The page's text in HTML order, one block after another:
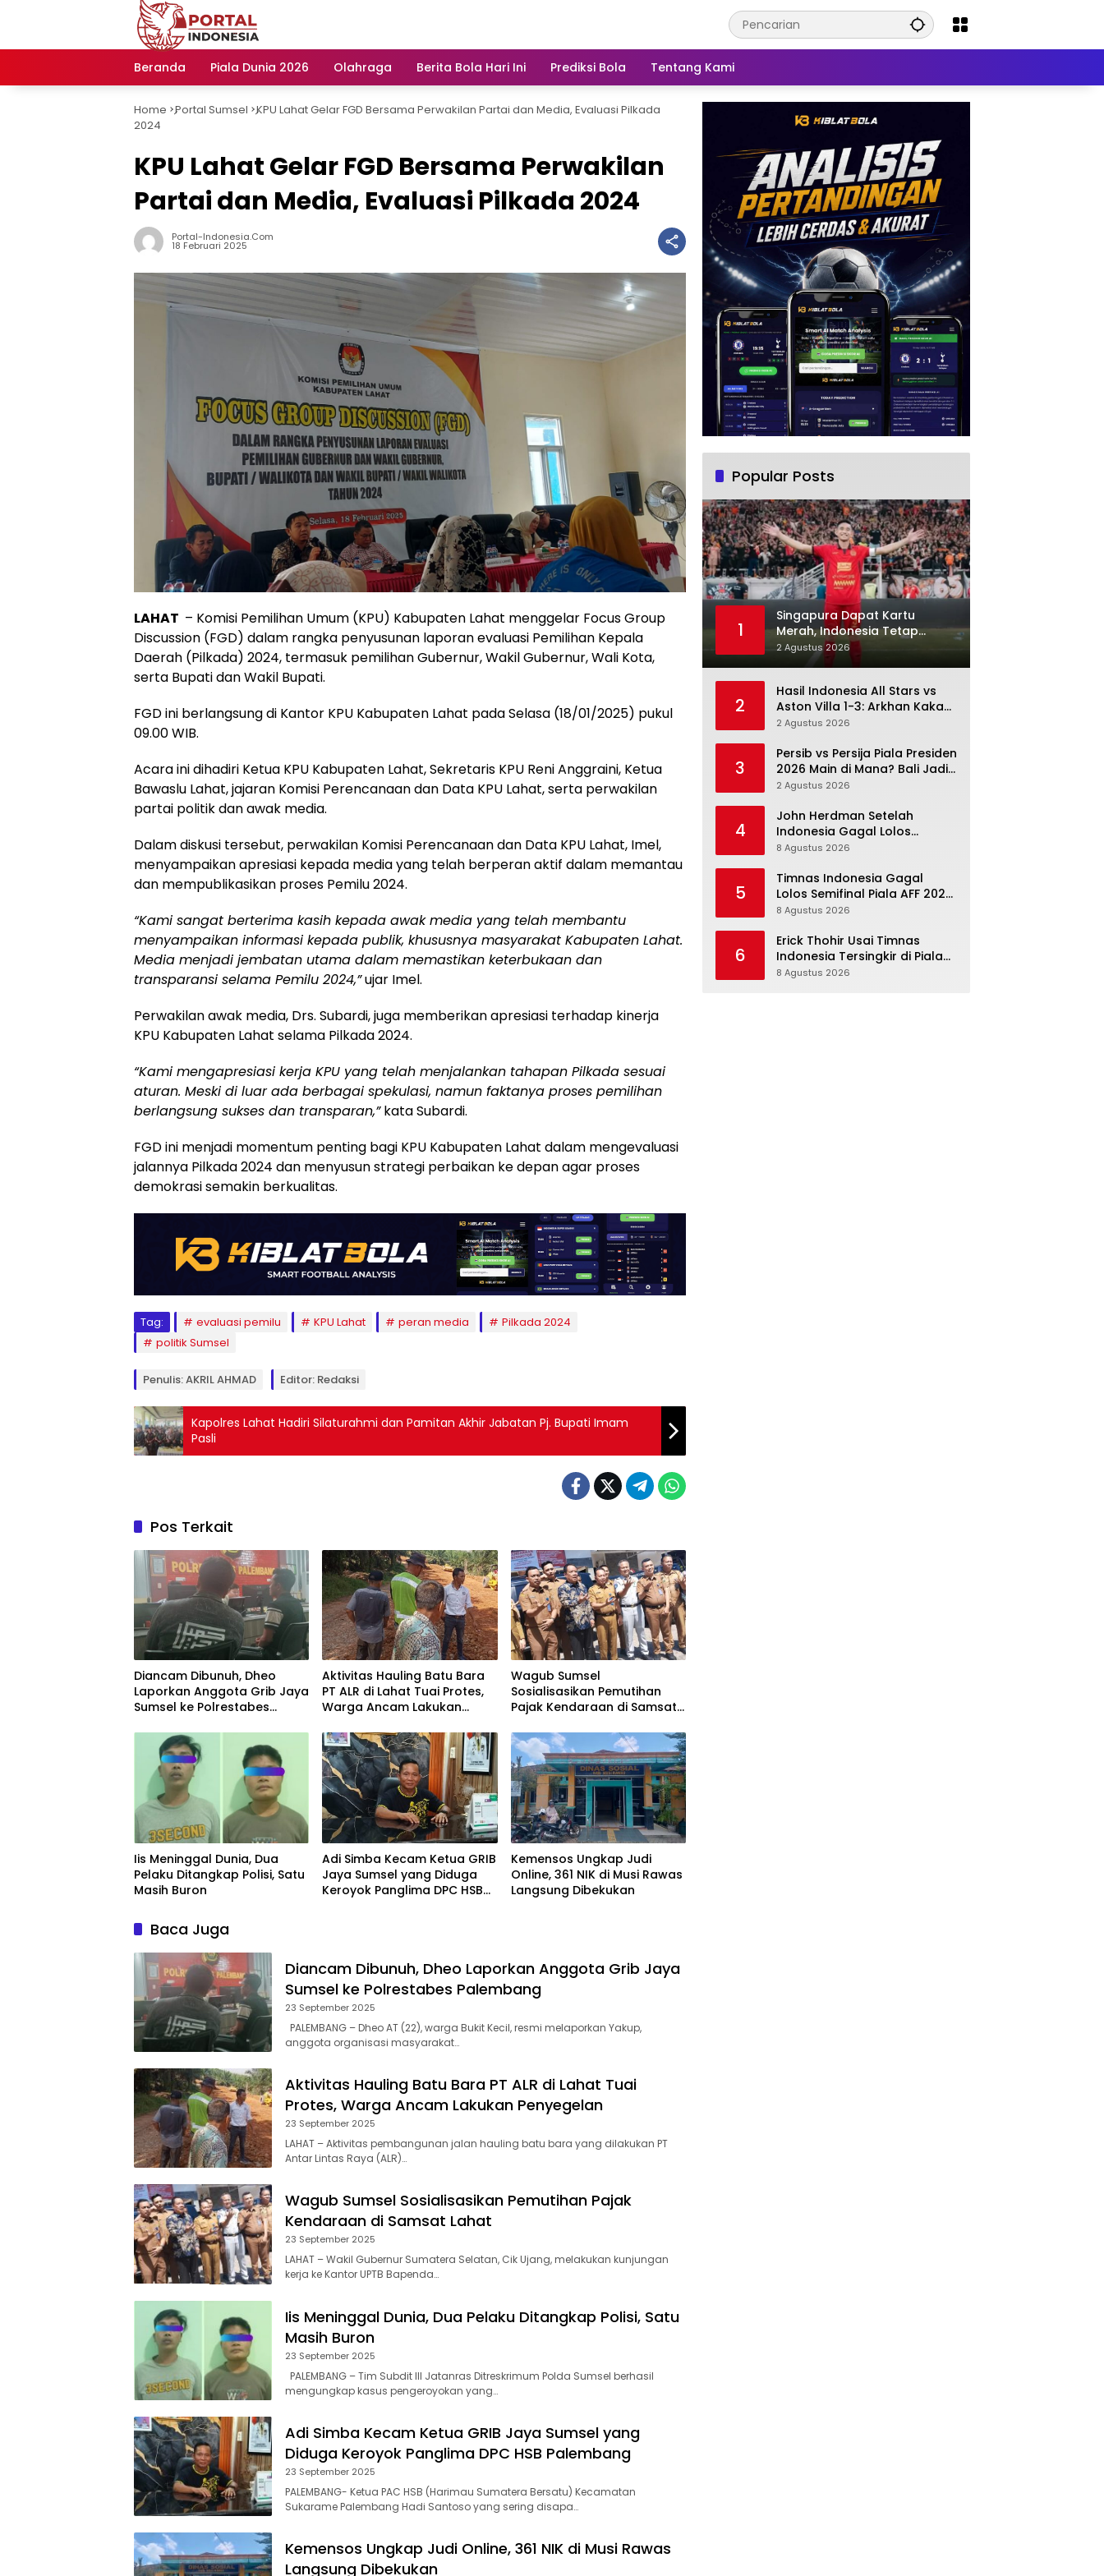
Beranda
Piala Dunia 2026 Olahraga Berita Bola Hari Ini Prediksi Bola Tentang Kami
Home -
Portal Sumsel -
KPU Lahat Gelar FGD Bersama Perwakilan Partai dan Media, Evaluasi Pilkada
2024
KPU Lahat Gelar FGD Bersama Perwakilan
Partai dan Media, Evaluasi Pilkada 2024
Portal-Indonesia.com
18 Februari 2025
LAHAT – Komisi Pemilihan Umum (KPU) Kabupaten Lahat menggelar Focus Group
Discussion (FGD) dalam rangka penyusunan laporan evaluasi Pemilihan Kepala
Daerah (Pilkada) 2024, termasuk pemilihan Gubernur, Wakil Gubernur, Wali Kota,
serta Bupati dan Wakil Bupati.
FGD ini berlangsung di Kantor KPU Kabupaten Lahat pada Selasa (18/01/2025) pukul
09.00 WIB.
Acara ini dihadiri Ketua KPU Kabupaten Lahat, Sekretaris KPU Reni Anggraini, Ketua
Bawaslu Lahat, jajaran Komisi Perencanaan dan Data KPU Lahat, serta perwakilan
partai politik dan awak media.
Dalam diskusi tersebut, perwakilan Komisi Perencanaan dan Data KPU Lahat, Imel,
menyampaikan apresiasi kepada media yang telah berperan aktif dalam memantau
dan mempublikasikan proses Pemilu 2024.
“Kami sangat berterima kasih kepada awak media yang telah membantu
menyampaikan informasi kepada publik, khususnya masyarakat Kabupaten Lahat.
Media menjadi jembatan utama dalam memastikan keterbukaan dan
transparansi selama Pemilu 2024,”ujar Imel.
Perwakilan awak media, Drs. Subardi, juga memberikan apresiasi terhadap kinerja
KPU Kabupaten Lahat selama Pilkada 2024.
“Kami mengapresiasi kerja KPU yang telah menjalankan tahapan Pilkada sesuai
aturan. Meski di luar ada berbagai spekulasi, namun faktanya proses pemilihan
berlangsung sukses dan transparan,”kata Subardi.
FGD ini menjadi momentum penting bagi KPU Kabupaten Lahat dalam mengevaluasi
jalannya Pilkada 2024 dan menyusun strategi perbaikan ke depan agar proses
demokrasi semakin berkualitas.
Tag: evaluasi pemilu KPU Lahat peran media
Pilkada 2024
politik Sumsel
Penulis: AKRIL AHMAD Editor: Redaksi
Kapolres Lahat Hadiri Silaturahmi dan Pamitan Akhir Jabatan Pj. Bupati Imam
Pasli
Pos Terkait
Diancam Dibunuh, Dheo
Laporkan Anggota Grib Jaya
Sumsel ke Polrestabes
Aktivitas Hauling Batu Bara
PT ALR di Lahat Tuai Protes,
Warga Ancam Lakukan
Wagub Sumsel
Sosialisasikan Pemutihan
Pajak Kendaraan di Samsat
Iis Meninggal Dunia, Dua
Pelaku Ditangkap Polisi, Satu
Masih Buron
Adi Simba Kecam Ketua GRIB
Jaya Sumsel yang Diduga
Keroyok Panglima DPC HSB
Kemensos Ungkap Judi
Online, 361 NIK di Musi Rawas
Langsung Dibekukan
Baca Juga
Diancam Dibunuh, Dheo Laporkan Anggota Grib Jaya
Sumsel ke Polrestabes Palembang
23 September 2025
PALEMBANG – Dheo AT (22), warga Bukit Kecil, resmi melaporkan Yakup,
anggota organisasi masyarakat…
Aktivitas Hauling Batu Bara PT ALR di Lahat Tuai
Protes, Warga Ancam Lakukan Penyegelan
23 September 2025
LAHAT – Aktivitas pembangunan jalan hauling batu bara yang dilakukan PT
Antar Lintas Raya (ALR)…
Wagub Sumsel Sosialisasikan Pemutihan Pajak
Kendaraan di Samsat Lahat
23 September 2025
LAHAT – Wakil Gubernur Sumatera Selatan, Cik Ujang, melakukan kunjungan
kerja ke Kantor UPTB Bapenda…
Iis Meninggal Dunia, Dua Pelaku Ditangkap Polisi, Satu
Masih Buron
23 September 2025
PALEMBANG – Tim Subdit III Jatanras Ditreskrimum Polda Sumsel berhasil
mengungkap kasus pengeroyokan yang…
Adi Simba Kecam Ketua GRIB Jaya Sumsel yang
Diduga Keroyok Panglima DPC HSB Palembang
23 September 2025
PALEMBANG- Ketua PAC HSB (Harimau Sumatera Bersatu) Kecamatan
Sukarame Palembang Hadi Santoso yang sering disapa…
Kemensos Ungkap Judi Online, 361 NIK di Musi Rawas
Langsung Dibekukan
Popular Posts
1
Singapura Dapat Kartu
Merah, Indonesia Tetap
Gagal Menang: Di Sini
Pertandingan Berbelok
2 Agustus 2026
2
Hasil Indonesia All Stars vs
Aston Villa 1-3: Arkhan Kaka
Balas, Villa Tetap Terlalu Rapi
2 Agustus 2026
3
Persib vs Persija Piala Presiden
2026 Main di Mana? Bali Jadi
Venue Semifinal, Ritmenya
2 Agustus 2026
4
John Herdman Setelah
Indonesia Gagal Lolos
Semifinal Piala AFF 2026:
Pemain Senior Terpukul
8 Agustus 2026
5
Timnas Indonesia Gagal
Lolos Semifinal Piala AFF 2026,
tetapi Ini Memang Belum
8 Agustus 2026
6
Erick Thohir Usai Timnas
Indonesia Tersingkir di Piala
AFF 2026: Evaluasi Jalan,
8 Agustus 2026